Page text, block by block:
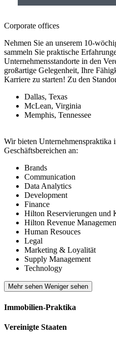
Corporate offices
Nehmen Sie an unserem 10-
sammeln Sie praktische
Unternehmensstandorte in den
großartige Gelegenheit, Ihre
Karriere zu starten! Zu den
Dallas, Texas
McLean, Virginia
Memphis, Tennessee
Wir bieten Unternehmenspraktika
Geschäftsbereichen an:
Brands
Communication
Data Analytics
Development
Finance
Hilton Reservierungen und
Hilton Revenue
Human Resouces
Legal
Marketing & Loyalität
Supply Management
Technology
Mehr sehen Weniger sehen
Immobilien-Praktika
Vereinigte Staaten